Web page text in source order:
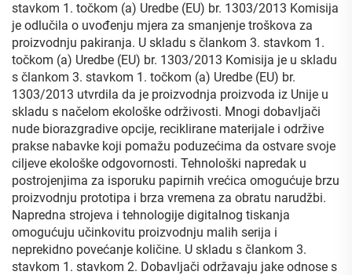
stavkom 1. točkom (a) Uredbe (EU) br. 1303/2013 Komisija
je odlučila o uvođenju mjera za smanjenje troškova za
proizvodnju pakiranja. U skladu s člankom 3. stavkom 1.
točkom (a) Uredbe (EU) br. 1303/2013 Komisija je u skladu
s člankom 3. stavkom 1. točkom (a) Uredbe (EU) br.
1303/2013 utvrdila da je proizvodnja proizvoda iz Unije u
skladu s načelom ekološke održivosti. Mnogi dobavljači
nude biorazgradive opcije, reciklirane materijale i održive
prakse nabavke koji pomažu poduzećima da ostvare svoje
ciljeve ekološke odgovornosti. Tehnološki napredak u
postrojenjima za isporuku papirnih vrećica omogućuje brzu
proizvodnju prototipa i brza vremena za obratu narudžbi.
Napredna strojeva i tehnologije digitalnog tiskanja
omogućuju učinkovitu proizvodnju malih serija i
neprekidno povećanje količine. U skladu s člankom 3.
stavkom 1. stavkom 2. Dobavljači održavaju jake odnose s